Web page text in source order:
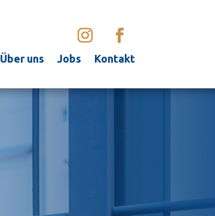
Über uns Jobs Kontakt